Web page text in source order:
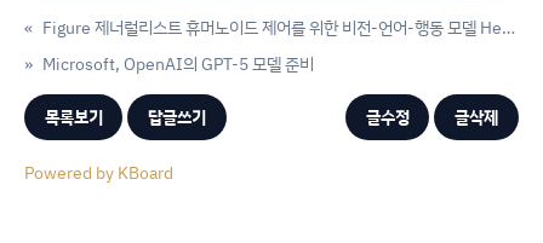
«
Figure 제너럴리스트 휴머노이드 제어를 위한 비전-언어-행동 모델 Helix 발표
Microsoft, OpenAI의 GPT-5 모델 준비
»
목록보기 답글쓰기 글수정 글삭제
Powered by KBoard